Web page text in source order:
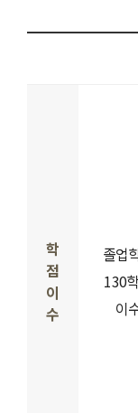
학
점
이
수
졸업
130
이